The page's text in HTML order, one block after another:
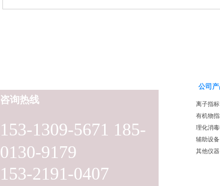
153-1309-5671 185-
0130-9179
153-2191-0407
咨询热线
公司
离子指标
有机物
理化消
辅助设备
其他仪器